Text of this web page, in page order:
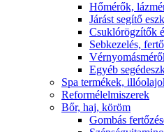
Hőmérők,
Járást segítő
Csuklórögzítők
Sebkezelés,
Egyéb
Spa termékek,
Reformélelmiszerek
Bőr, haj, köröm
Gombás